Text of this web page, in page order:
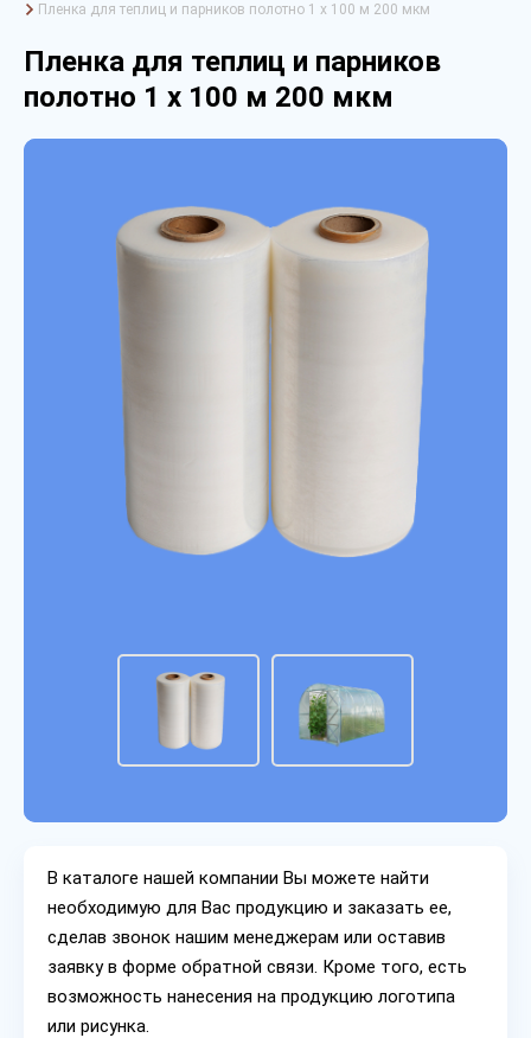
Пленка для теплиц и парников полотно 1 х 100 м 200 мкм
Пленка для теплиц и парников
полотно 1 х 100 м 200 мкм
В каталоге нашей компании Вы можете найти
необходимую для Вас продукцию и заказать ее,
сделав звонок нашим менеджерам или оставив
заявку в форме обратной связи. Кроме того, есть
возможность нанесения на продукцию логотипа
или рисунка.